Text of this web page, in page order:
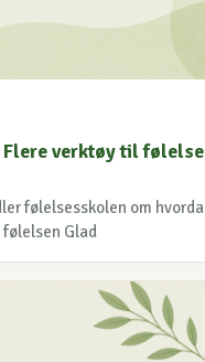
verktøy til
følelsesskolen om
Glad